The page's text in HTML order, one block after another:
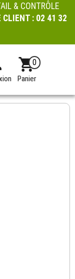
& CONTRÔLE
CLIENT : 02 41 32
0
Panier